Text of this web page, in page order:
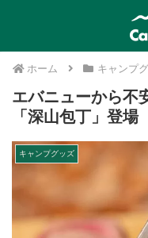
ホーム キャンプ
エバニューから不
「深山包丁」登場
キャンプグッズ